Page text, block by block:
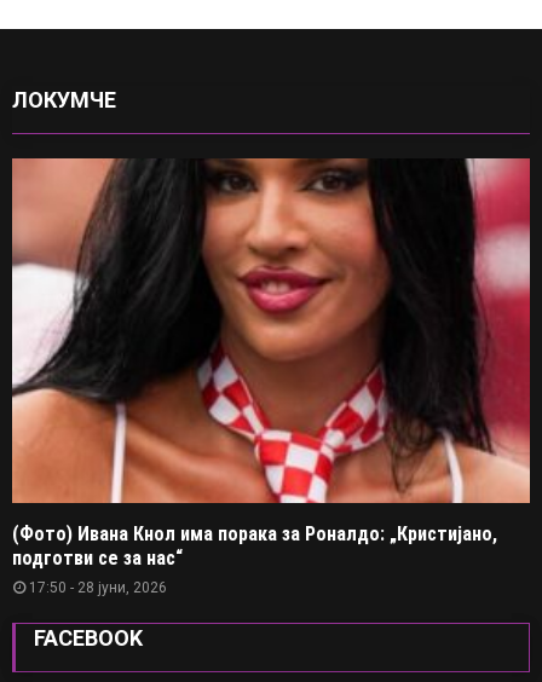
ЛОКУМЧЕ
(Фото) Ивана Кнол има порака за Роналдо: „Кристијано,
подготви се за нас“
17:50 - 28 јуни, 2026
FACEBOOK